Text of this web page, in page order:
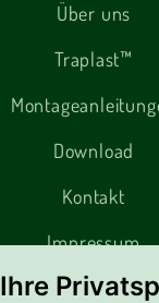
Ihre
Über uns
Traplast™
Download
Kontakt
Impressum